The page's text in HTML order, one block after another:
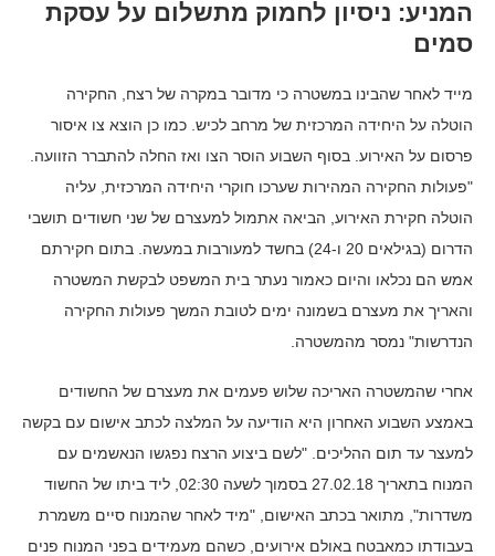
המניע: ניסיון לחמוק מתשלום על עסקת
סמים
מייד לאחר שהבינו במשטרה כי מדובר במקרה של רצח, החקירה
הוטלה על היחידה המרכזית של מרחב לכיש. כמו כן הוצא צו איסור
פרסום על האירוע. בסוף השבוע הוסר הצו ואז החלה להתברר הזוועה.
"פעולות החקירה המהירות שערכו חוקרי היחידה המרכזית, עליה
הוטלה חקירת האירוע, הביאה אתמול למעצרם של שני חשודים תושבי
הדרום (בגילאים 20 ו-24) בחשד למעורבות במעשה. בתום חקירתם
אמש הם נכלאו והיום כאמור נעתר בית המשפט לבקשת המשטרה
והאריך את מעצרם בשמונה ימים לטובת המשך פעולות החקירה
הנדרשות" נמסר מהמשטרה.
אחרי שהמשטרה האריכה שלוש פעמים את מעצרם של החשודים
באמצע השבוע האחרון היא הודיעה על המלצה לכתב אישום עם בקשה
למעצר עד תום ההליכים. "לשם ביצוע הרצח נפגשו הנאשמים עם
המנוח בתאריך 27.02.18 בסמוך לשעה 02:30, ליד ביתו של החשוד
משדרות", מתואר בכתב האישום, "מיד לאחר שהמנוח סיים משמרת
בעבודתו כמאבטח באולם אירועים, כשהם מעמידים בפני המנוח פנים